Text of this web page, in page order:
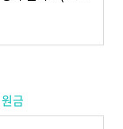
금